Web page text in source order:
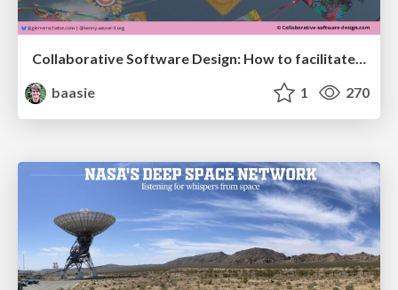
Collaborative Software Design: How to facilitate domain modelling decisions
baasie
1 270